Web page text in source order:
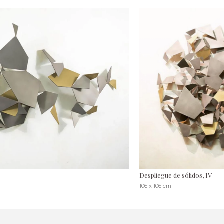
Despliegue de sólidos, IV
106 x 106 cm